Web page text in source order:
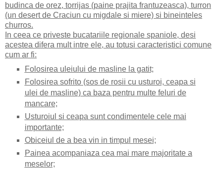
budinca de orez, torrijas (paine prajita frantuzeasca), turron
(un desert de Craciun cu migdale si miere) si bineinteles
churros.
In ceea ce priveste bucatariile regionale spaniole, desi
acestea difera mult intre ele, au totusi caracteristici comune
cum ar fi:
Folosirea uleiului de masline la gatit;
Folosirea sofrito (sos de rosii cu usturoi, ceapa si
ulei de masline) ca baza pentru multe feluri de
mancare;
Usturoiul si ceapa sunt condimentele cele mai
importante;
Obiceiul de a bea vin in timpul mesei;
Painea acompaniaza cea mai mare majoritate a
meselor;